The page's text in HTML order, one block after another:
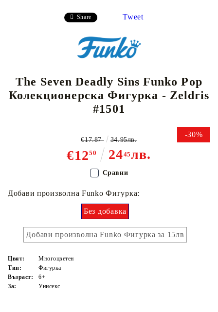
Share Tweet
The Seven Deadly Sins Funko Pop
Колекционерска Фигурка - Zeldris
#1501
-30%
€1250 2445лв.
€17.87 34.95лв.
Добави произволна Funko Фигурка:
Без добавка
Добави произволна Funko Фигурка за 15лв
Цвят:
Многоцветен
Тип:
Фигурка
Възраст:
6+
За:
Унисекс
Сравни